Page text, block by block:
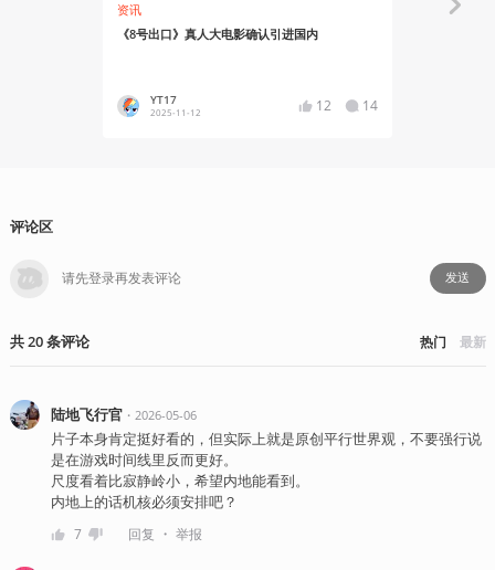
资讯
《8号出口》真人大电影确认引进国内
YT17
2025-11-12 12 14
评论区
发送
共20条评论 热门 最新
陆地飞行官・ 2026-05-06
片子本身肯定挺好看的，但实际上就是原创平行世界观，不要强行说
是在游戏时间线里反而更好。
尺度看着比寂静岭小，希望内地能看到。
内地上的话机核必须安排吧？
7 回复 ・ 举报